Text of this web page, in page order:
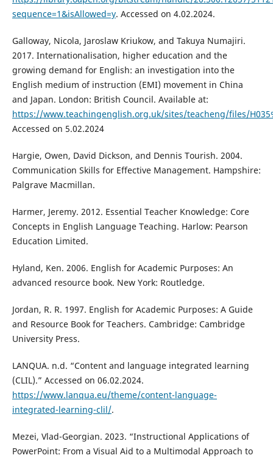
sequence=1&isAllowed=y. Accessed on 4.02.2024.
Galloway, Nicola, Jaroslaw Kriukow, and Takuya Numajiri.
2017. Internationalisation, higher education and the
growing demand for English: an investigation into the
English medium of instruction (EMI) movement in China
and Japan. London: British Council. Available at:
https://www.teachingenglish.org.uk/sites/teacheng/files/
Accessed on 5.02.2024
Hargie, Owen, David Dickson, and Dennis Tourish. 2004.
Communication Skills for Effective Management. Hampshire:
Palgrave Macmillan.
Harmer, Jeremy. 2012. Essential Teacher Knowledge: Core
Concepts in English Language Teaching. Harlow: Pearson
Education Limited.
Hyland, Ken. 2006. English for Academic Purposes: An
advanced resource book. New York: Routledge.
Jordan, R. R. 1997. English for Academic Purposes: A Guide
and Resource Book for Teachers. Cambridge: Cambridge
University Press.
LANQUA. n.d. “Content and language integrated learning
(CLIL).” Accessed on 06.02.2024.
https://www.lanqua.eu/theme/content-language-
integrated-learning-clil/.
Mezei, Vlad-Georgian. 2023. “Instructional Applications of
PowerPoint: From a Visual Aid to a Multimodal Approach to